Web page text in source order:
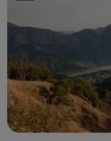
lokalen Küche